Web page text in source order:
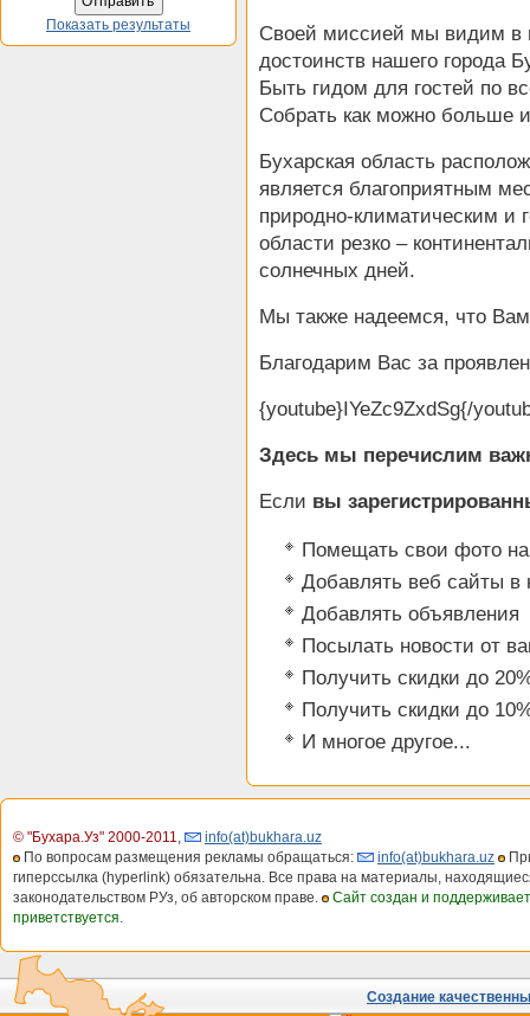
Показать результаты
Своей миссией мы видим в
достоинств нашего города
Быть гидом для гостей по
Собрать как можно больше
Бухарская область
является благоприятным
природно-климатическим и
области резко –
солнечных дней.
Мы также надеемся, что
Благодарим Вас за
{youtube}IYeZc9ZxdSg{/
Здесь мы перечислим
Если вы
Помещать свои фото
Добавлять веб сайты в
Добавлять объявления
Посылать новости от
Получить скидки до
Получить скидки до
И многое другое...
© "Бухара.Уз" 2000-2011,
info(at)bukhara.uz
По вопросам размещения рекламы обращаться:
info(at)bukhara.uz
гиперссылка (hyperlink) обязательна. Все права на материалы,
законодательством РУз, об авторском праве.
Сайт создан и
приветствуется.
Создание